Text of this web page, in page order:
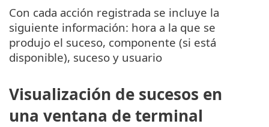
Con cada acción registrada se incluye la
siguiente información: hora a la que se
produjo el suceso, componente (si está
disponible), suceso y usuario
Visualización de sucesos en
una ventana de terminal